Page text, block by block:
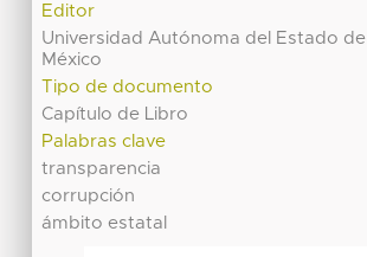
Editor
Universidad Autónoma del Estado de
México
Tipo de documento
Capítulo de Libro
Palabras clave
transparencia
corrupción
ámbito estatal